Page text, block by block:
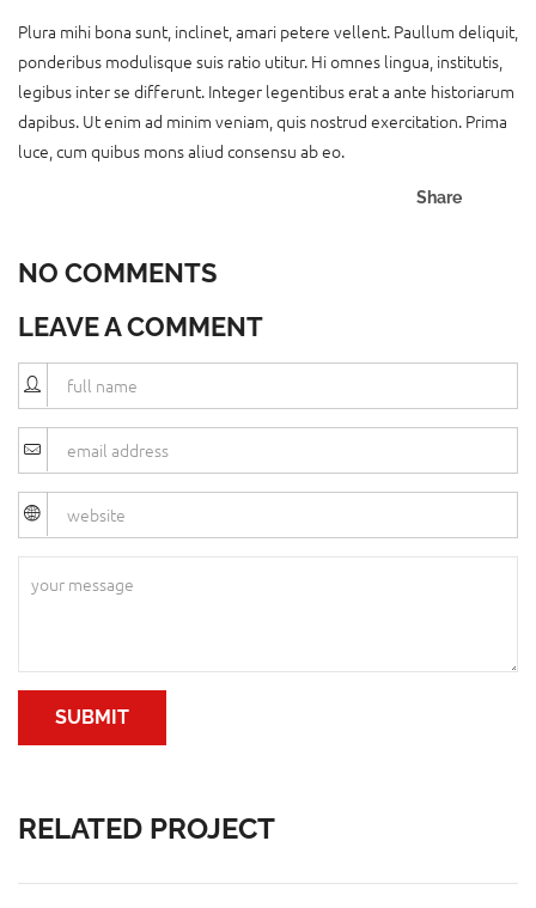
Plura mihi bona sunt, inclinet, amari petere vellent. Paullum deliquit,
ponderibus modulisque suis ratio utitur. Hi omnes lingua, institutis,
legibus inter se differunt. Integer legentibus erat a ante historiarum
dapibus. Ut enim ad minim veniam, quis nostrud exercitation. Prima
luce, cum quibus mons aliud consensu ab eo.
Share
NO COMMENTS
LEAVE A COMMENT
RELATED PROJECT